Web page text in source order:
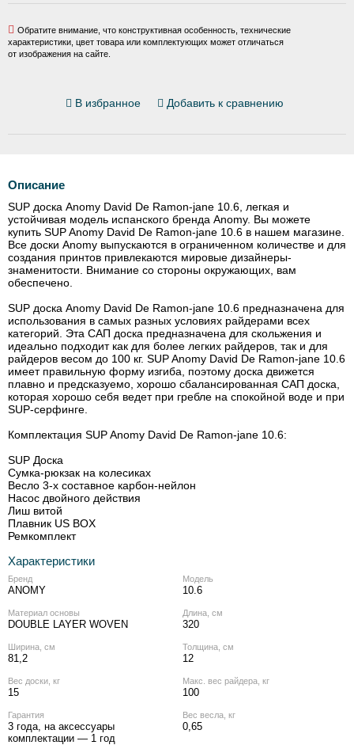
В избранное Добавить к сравнению
Обратите внимание, что конструктивная особенность, технические
характеристики, цвет товара или комплектующих может отличаться
от изображения на сайте.
Описание
SUP доска Anomy David De Ramon-jane 10.6, легкая и
устойчивая модель испанского бренда Anomy. Вы можете
купить SUP Anomy David De Ramon-jane 10.6 в нашем магазине.
Все доски Anomy выпускаются в ограниченном количестве и для
создания принтов привлекаются мировые дизайнеры-
знаменитости. Внимание со стороны окружающих, вам
обеспечено.
SUP доска Anomy David De Ramon-jane 10.6 предназначена для
использования в самых разных условиях райдерами всех
категорий. Эта САП доска предназначена для скольжения и
идеально подходит как для более легких райдеров, так и для
райдеров весом до 100 кг. SUP Anomy David De Ramon-jane 10.6
имеет правильную форму изгиба, поэтому доска движется
плавно и предсказуемо, хорошо сбалансированная САП доска,
которая хорошо себя ведет при гребле на спокойной воде и при
SUP-серфинге.
Комплектация SUP Anomy David De Ramon-jane 10.6:
SUP Доска
Сумка-рюкзак на колесиках
Весло 3-х составное карбон-нейлон
Насос двойного действия
Лиш витой
Плавник US BOX
Ремкомплект
Характеристики
Бренд
ANOMY
Модель
10.6
Материал основы
DOUBLE LAYER WOVEN
Длина, см
320
Ширина, см
81,2
Толщина, см
12
Вес доски, кг
15
Макс. вес райдера, кг
100
Гарантия
3 года, на аксессуары
комплектации — 1 год
Вес весла, кг
0,65